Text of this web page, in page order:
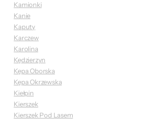
Kamionki
Kanie
Kaputy
Karczew
Karolina
Kędzierzyn
Kępa Oborska
Kępa Okrzewska
Kiełpin
Kierszek
Kierszek Pod Lasem